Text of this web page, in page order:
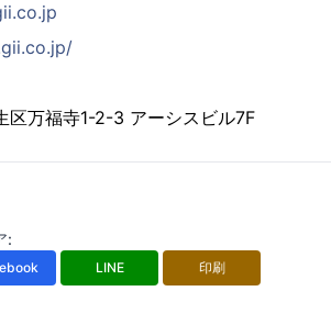
区万福寺1-2-3 アーシスビル7F
:
LINE 印刷